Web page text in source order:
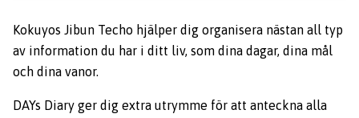
Kokuyos Jibun Techo hjälper dig organisera nästan all typ
av information du har i ditt liv, som dina dagar, dina mål
och dina vanor.
DAYs Diary ger dig extra utrymme för att anteckna alla